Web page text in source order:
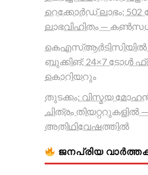
റെക്കോർഡ് ലാഭം; 502
ലാഭവിഹിതം —
കെഎസ്ആർടിസിയിൽ
ബുക്കിങ്; 24×7 ടോൾ
കൊറിയറും
തുടക്കം: വിസ്മയ
ചിത്രം
അതിഥിവേഷത്തിൽ
ജനപ്രിയ